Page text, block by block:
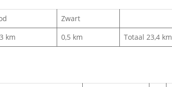
Zwart
km 0,5 km Totaal 23,4 km